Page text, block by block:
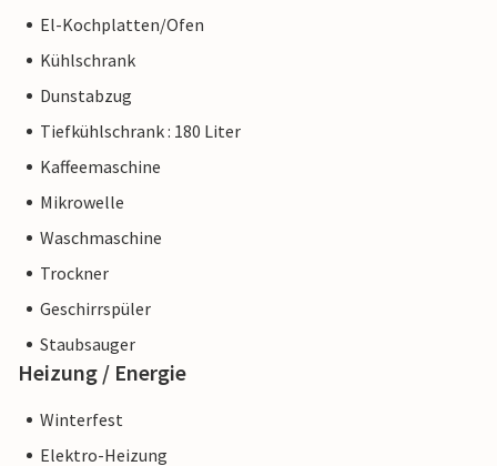
El-Kochplatten/Ofen
Kühlschrank
Dunstabzug
Tiefkühlschrank : 180 Liter
Kaffeemaschine
Mikrowelle
Waschmaschine
Trockner
Geschirrspüler
Staubsauger
Heizung / Energie
Winterfest
Elektro-Heizung